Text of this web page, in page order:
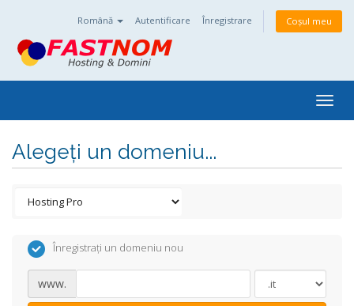
Română Autentificare Înregistrare Coșul meu
Alegeți un domeniu...
Înregistrați un domeniu nou
www.